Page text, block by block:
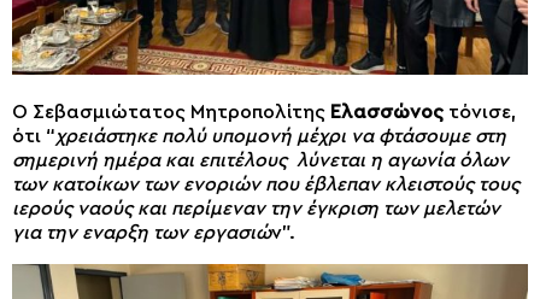
Ο Σεβασμιώτατος Μητροπολίτης Ελασσώνος τόνισε,
ότι “χρειάστηκε πολύ υπομονή μέχρι να φτάσουμε στη
σημερινή ημέρα και επιτέλους λύνεται η αγωνία όλων
των κατοίκων των ενοριών που έβλεπαν κλειστούς τους
ιερούς ναούς και περίμεναν την έγκριση των μελετών
για την εναρξη των εργασιών”.